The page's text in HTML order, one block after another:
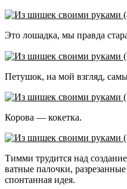
Это лошадка, мы правда
Петушок, на мой взгляд,
Корова — кокетка.
Тимми трудится над
ватные палочки,
спонтанная идея.